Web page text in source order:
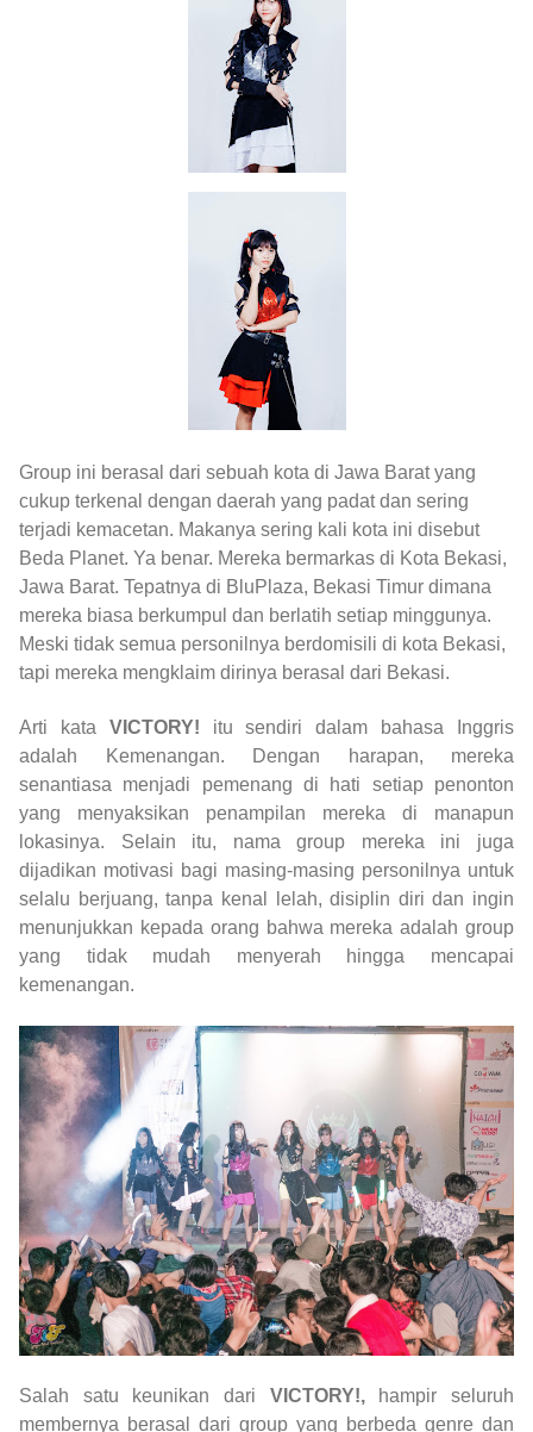
Group ini berasal dari sebuah kota di Jawa Barat yang
cukup terkenal dengan daerah yang padat dan sering
terjadi kemacetan. Makanya sering kali kota ini disebut
Beda Planet. Ya benar. Mereka bermarkas di Kota Bekasi,
Jawa Barat. Tepatnya di BluPlaza, Bekasi Timur dimana
mereka biasa berkumpul dan berlatih setiap minggunya.
Meski tidak semua personilnya berdomisili di kota Bekasi,
tapi mereka mengklaim dirinya berasal dari Bekasi.
Arti kata VICTORY! itu sendiri dalam bahasa Inggris
adalah Kemenangan. Dengan harapan, mereka
senantiasa menjadi pemenang di hati setiap penonton
yang menyaksikan penampilan mereka di manapun
lokasinya. Selain itu, nama group mereka ini juga
dijadikan motivasi bagi masing-masing personilnya untuk
selalu berjuang, tanpa kenal lelah, disiplin diri dan ingin
menunjukkan kepada orang bahwa mereka adalah group
yang tidak mudah menyerah hingga mencapai
kemenangan.
Salah satu keunikan dari VICTORY!,hampir seluruh
membernya berasal dari group yang berbeda genre dan